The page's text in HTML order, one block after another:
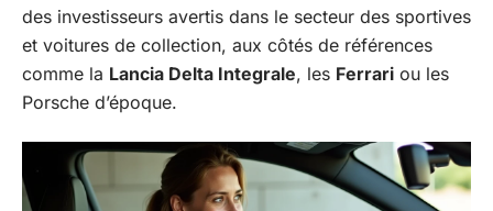
des investisseurs avertis dans le secteur des sportives
et voitures de collection, aux côtés de références
comme la Lancia Delta Integrale, les Ferrari ou les
Porsche d’époque.